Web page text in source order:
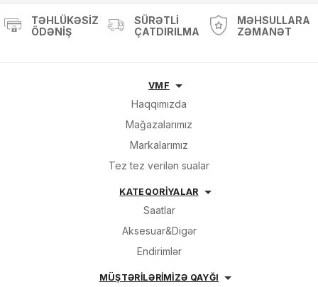
TƏHLÜKƏSIZ
ÖDƏNIŞ
SÜRƏTLI
ÇATDIRILMA
MƏHSULLARA
ZƏMANƏT
VMF
Haqqımızda
Mağazalarımız
Markalarımız
Tez tez verilən sualar
KATEQORİYALAR
Saatlar
Aksesuar&Digər
Endirimlər
MÜŞTƏRİLƏRİMİZƏ QAYĞI